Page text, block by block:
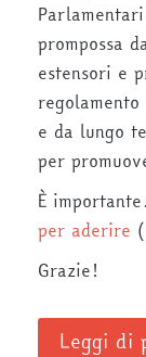
prompossa
estensori e
e da lungo
per
È
per aderire
Grazie!
Leggi di